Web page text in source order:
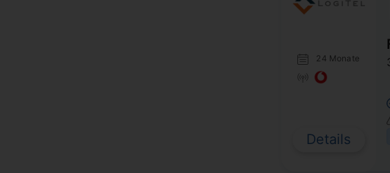
24 Monate
Details